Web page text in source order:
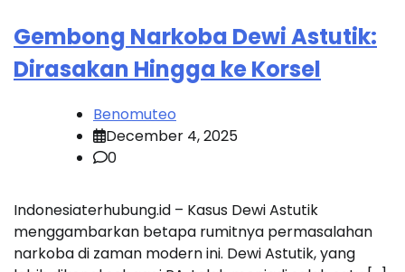
Gembong Narkoba Dewi Astutik:
Dirasakan Hingga ke Korsel
Benomuteo
December 4, 2025
0
Indonesiaterhubung.id – Kasus Dewi Astutik
menggambarkan betapa rumitnya permasalahan
narkoba di zaman modern ini. Dewi Astutik, yang